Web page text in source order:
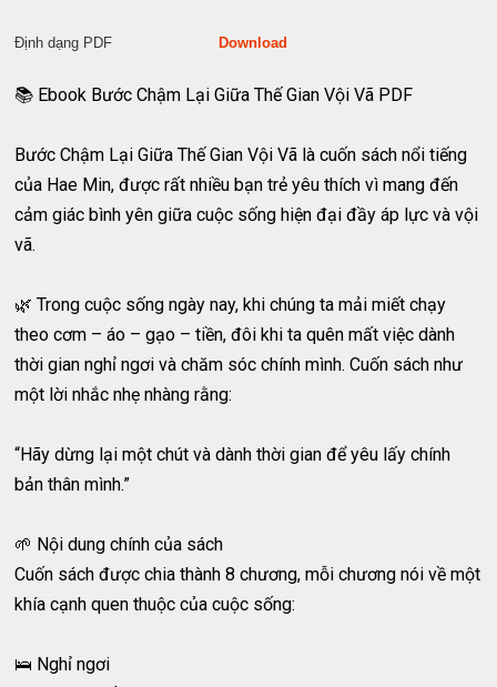
Định dạng PDFDownload
📚 Ebook Bước Chậm Lại Giữa Thế Gian Vội Vã PDF
Bước Chậm Lại Giữa Thế Gian Vội Vã là cuốn sách nổi tiếng
của Hae Min, được rất nhiều bạn trẻ yêu thích vì mang đến
cảm giác bình yên giữa cuộc sống hiện đại đầy áp lực và vội
vã.
🌿 Trong cuộc sống ngày nay, khi chúng ta mải miết chạy
theo cơm – áo – gạo – tiền, đôi khi ta quên mất việc dành
thời gian nghỉ ngơi và chăm sóc chính mình. Cuốn sách như
một lời nhắc nhẹ nhàng rằng:
“Hãy dừng lại một chút và dành thời gian để yêu lấy chính
bản thân mình.”
🌱 Nội dung chính của sách
Cuốn sách được chia thành 8 chương, mỗi chương nói về một
khía cạnh quen thuộc của cuộc sống:
🛌 Nghỉ ngơi